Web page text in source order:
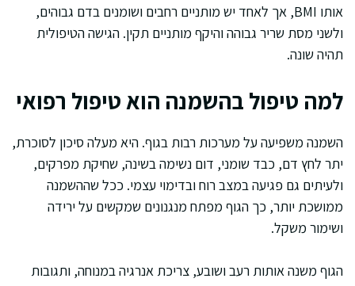
אותו BMI, אך לאחד יש מותניים רחבים ושומנים בדם גבוהים,
ולשני מסת שריר גבוהה והיקף מותניים תקין. הגישה הטיפולית
תהיה שונה.
למה טיפול בהשמנה הוא טיפול רפואי
השמנה משפיעה על מערכות רבות בגוף. היא מעלה סיכון לסוכרת,
יתר לחץ דם, כבד שומני, דום נשימה בשינה, שחיקת מפרקים,
ולעיתים גם פגיעה במצב רוח ובדימוי עצמי. ככל שההשמנה
ממושכת יותר, כך הגוף מפתח מנגנונים שמקשים על ירידה
ושימור משקל.
הגוף משנה אותות רעב ושובע, צריכת אנרגיה במנוחה, ותגובות